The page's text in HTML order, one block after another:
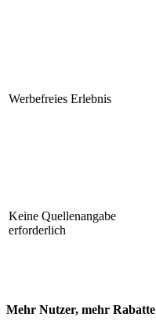
Werbefreies Erlebnis
Keine Quellenangabe
erforderlich
Mehr Nutzer, mehr Rabatte